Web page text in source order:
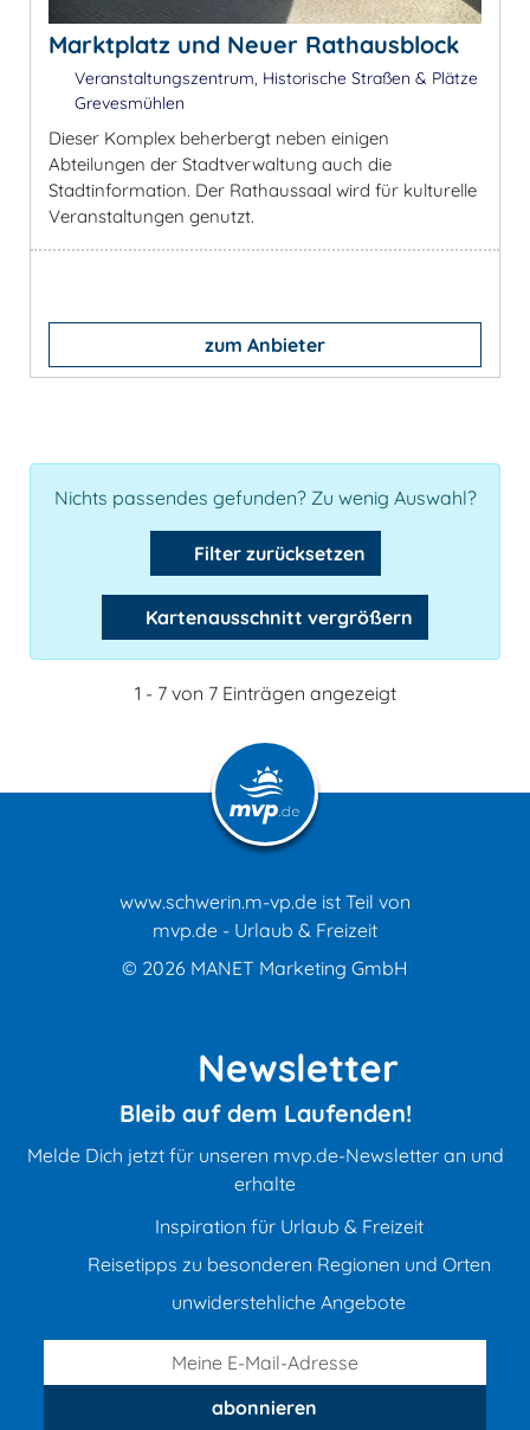
Marktplatz und Neuer Rathausblock
Veranstaltungszentrum, Historische Straßen & Plätze
Grevesmühlen
Dieser Komplex beherbergt neben einigen
Abteilungen der Stadtverwaltung auch die
Stadtinformation. Der Rathaussaal wird für kulturelle
Veranstaltungen genutzt.
zum Anbieter
Nichts passendes gefunden? Zu wenig Auswahl?
Filter zurücksetzen
Kartenausschnitt vergrößern
1 - 7 von 7 Einträgen angezeigt
www.schwerin.m-vp.de ist Teil von
mvp.de - Urlaub & Freizeit
© 2026 MANET Marketing GmbH
Newsletter
Bleib auf dem Laufenden!
Melde Dich jetzt für unseren mvp.de-Newsletter an und
erhalte
Inspiration für Urlaub & Freizeit
Reisetipps zu besonderen Regionen und Orten
unwiderstehliche Angebote
abonnieren